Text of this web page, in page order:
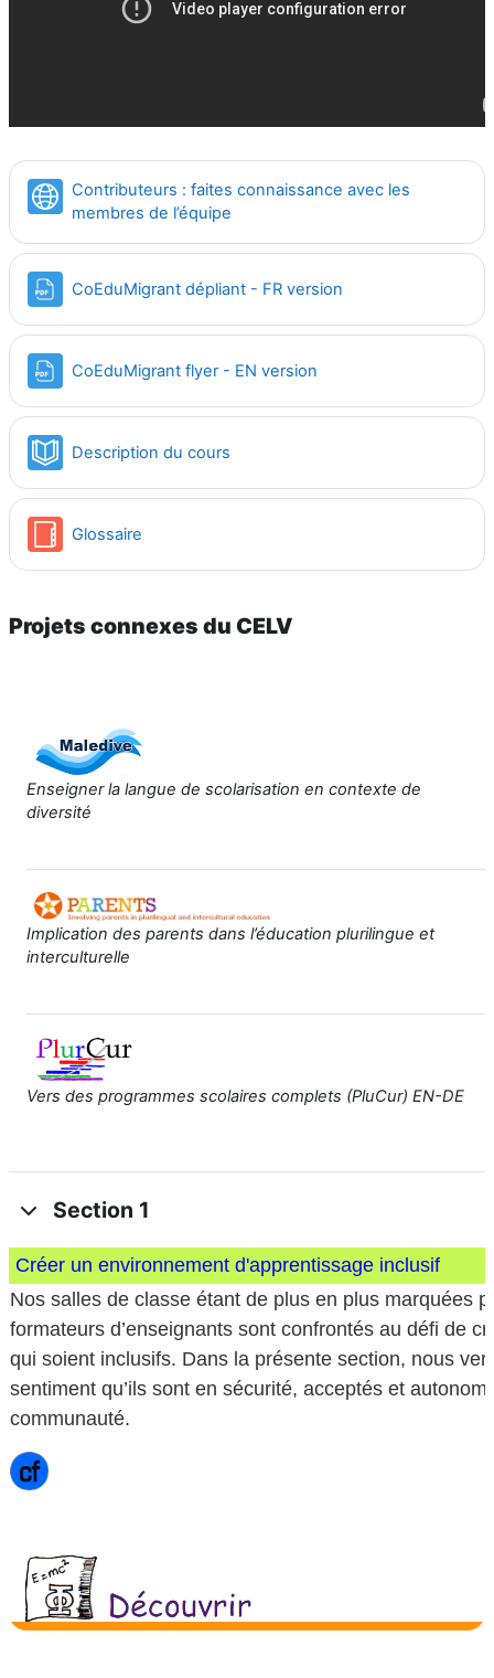
Contributeurs : faites connaissance avec les
membres de l’équipe
CoEduMigrant dépliant - FR version
CoEduMigrant flyer - EN version
Description du cours
Glossaire
Projets connexes du CELV
Enseigner la langue de scolarisation en contexte de
diversité
Implication des parents dans l’éducation plurilingue et
interculturelle
Vers des programmes scolaires complets (PluCur) EN-DE
Section 1
Créer un environnement d'apprentissage inclusif
Nos salles de classe étant de plus en plus marquées
formateurs d’enseignants sont confrontés au défi de
qui soient inclusifs. Dans la présente section, nous
sentiment qu’ils sont en sécurité, acceptés et
communauté.